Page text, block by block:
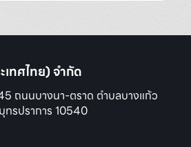
เทศไทย) จำกัด
ถนนบางนา-ตราด ตำบลบางแก้ว
ทรปราการ 10540